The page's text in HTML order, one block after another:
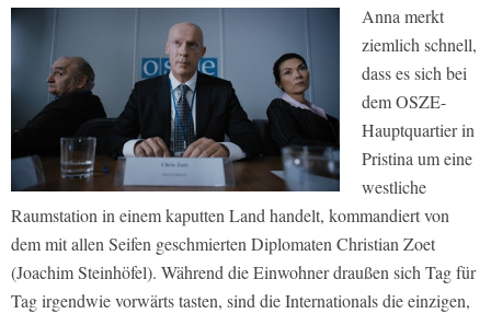
Anna merkt
ziemlich schnell,
dass es sich bei
dem OSZE-
Hauptquartier in
Pristina um eine
westliche
Raumstation in einem kaputten Land handelt, kommandiert von
dem mit allen Seifen geschmierten Diplomaten Christian Zoet
(Joachim Steinhöfel). Während die Einwohner draußen sich Tag für
Tag irgendwie vorwärts tasten, sind die Internationals die einzigen,